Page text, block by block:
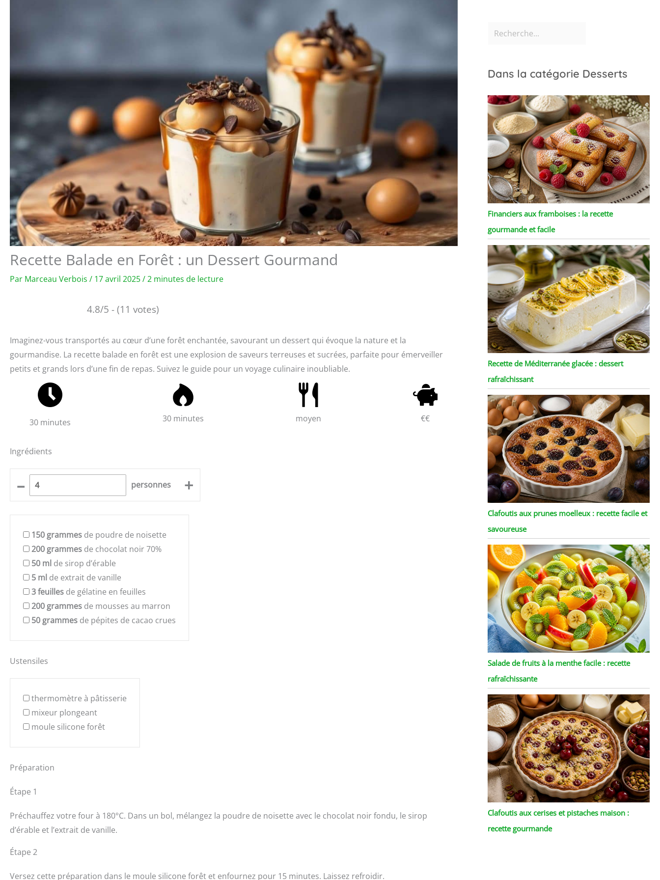
Recette Balade en Forêt : un Dessert Gourmand
Par Marceau Verbois / 17 avril 2025/2 minutes de lecture
4.8/5 - (11 votes)
Imaginez-vous transportés au cœur d’une forêt enchantée, savourant un dessert qui évoque la nature et la
gourmandise. La recette balade en forêt est une explosion de saveurs terreuses et sucrées, parfaite pour émerveiller
petits et grands lors d’une fin de repas. Suivez le guide pour un voyage culinaire inoubliable.
30 minutes 30 minutes moyen €€
Ingrédients
– personnes +
150 grammes de poudre de noisette
200 grammes de chocolat noir 70%
50 ml de sirop d’érable
5 ml de extrait de vanille
3feuilles de gélatine en feuilles
200 grammes de mousses au marron
50 grammes de pépites de cacao crues
Ustensiles
thermomètre à pâtisserie
mixeur plongeant
moule silicone forêt
Préparation
Étape 1
Préchauffez votre four à 180°C. Dans un bol, mélangez la poudre de noisette avec le chocolat noir fondu, le sirop
d’érable et l’extrait de vanille.
Étape 2
Versez cette préparation dans le moule silicone forêt et enfournez pour 15 minutes. Laissez refroidir.
Dans la catégorie Desserts
Financiers aux framboises : la recette
gourmande et facile
Recette de Méditerranée glacée : dessert
rafraîchissant
Clafoutis aux prunes moelleux : recette facile et
savoureuse
Salade de fruits à la menthe facile : recette
rafraîchissante
Clafoutis aux cerises et pistaches maison :
recette gourmande